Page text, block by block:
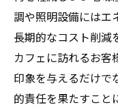
均一な温
定
全体の快
の活用
エアフロ
調や照明設備にはエ
長期的なコスト削減
カフェに訪れるお客
印象を与えるだけで
的責任を果たすこと